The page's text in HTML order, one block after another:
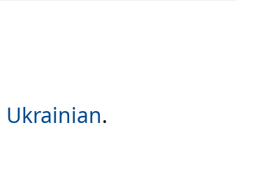
Ukrainian.